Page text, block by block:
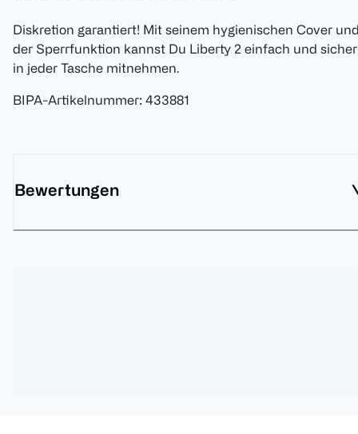
Diskretion garantiert! Mit seinem hygienischen Cover
der Sperrfunktion kannst Du Liberty 2 einfach und sicher
in jeder Tasche mitnehmen.
BIPA-Artikelnummer: 433881
Bewertungen